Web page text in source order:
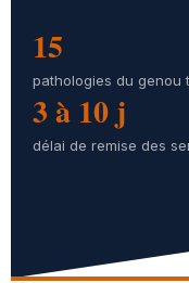
15
pathologies du genou
3 à 10 j
délai de remise des